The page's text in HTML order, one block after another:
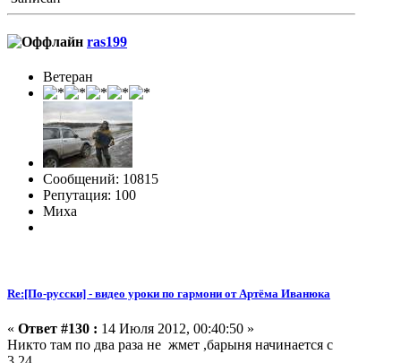
ras199
Ветеран
Сообщений: 10815
Репутация: 100
Миха
Re:[По-русски] - видео уроки по гармони от Артёма Иванюка
« Ответ #130 : 14 Июля 2012, 00:40:50 »
Никто там по два раза не жмет ,барыня начинается с